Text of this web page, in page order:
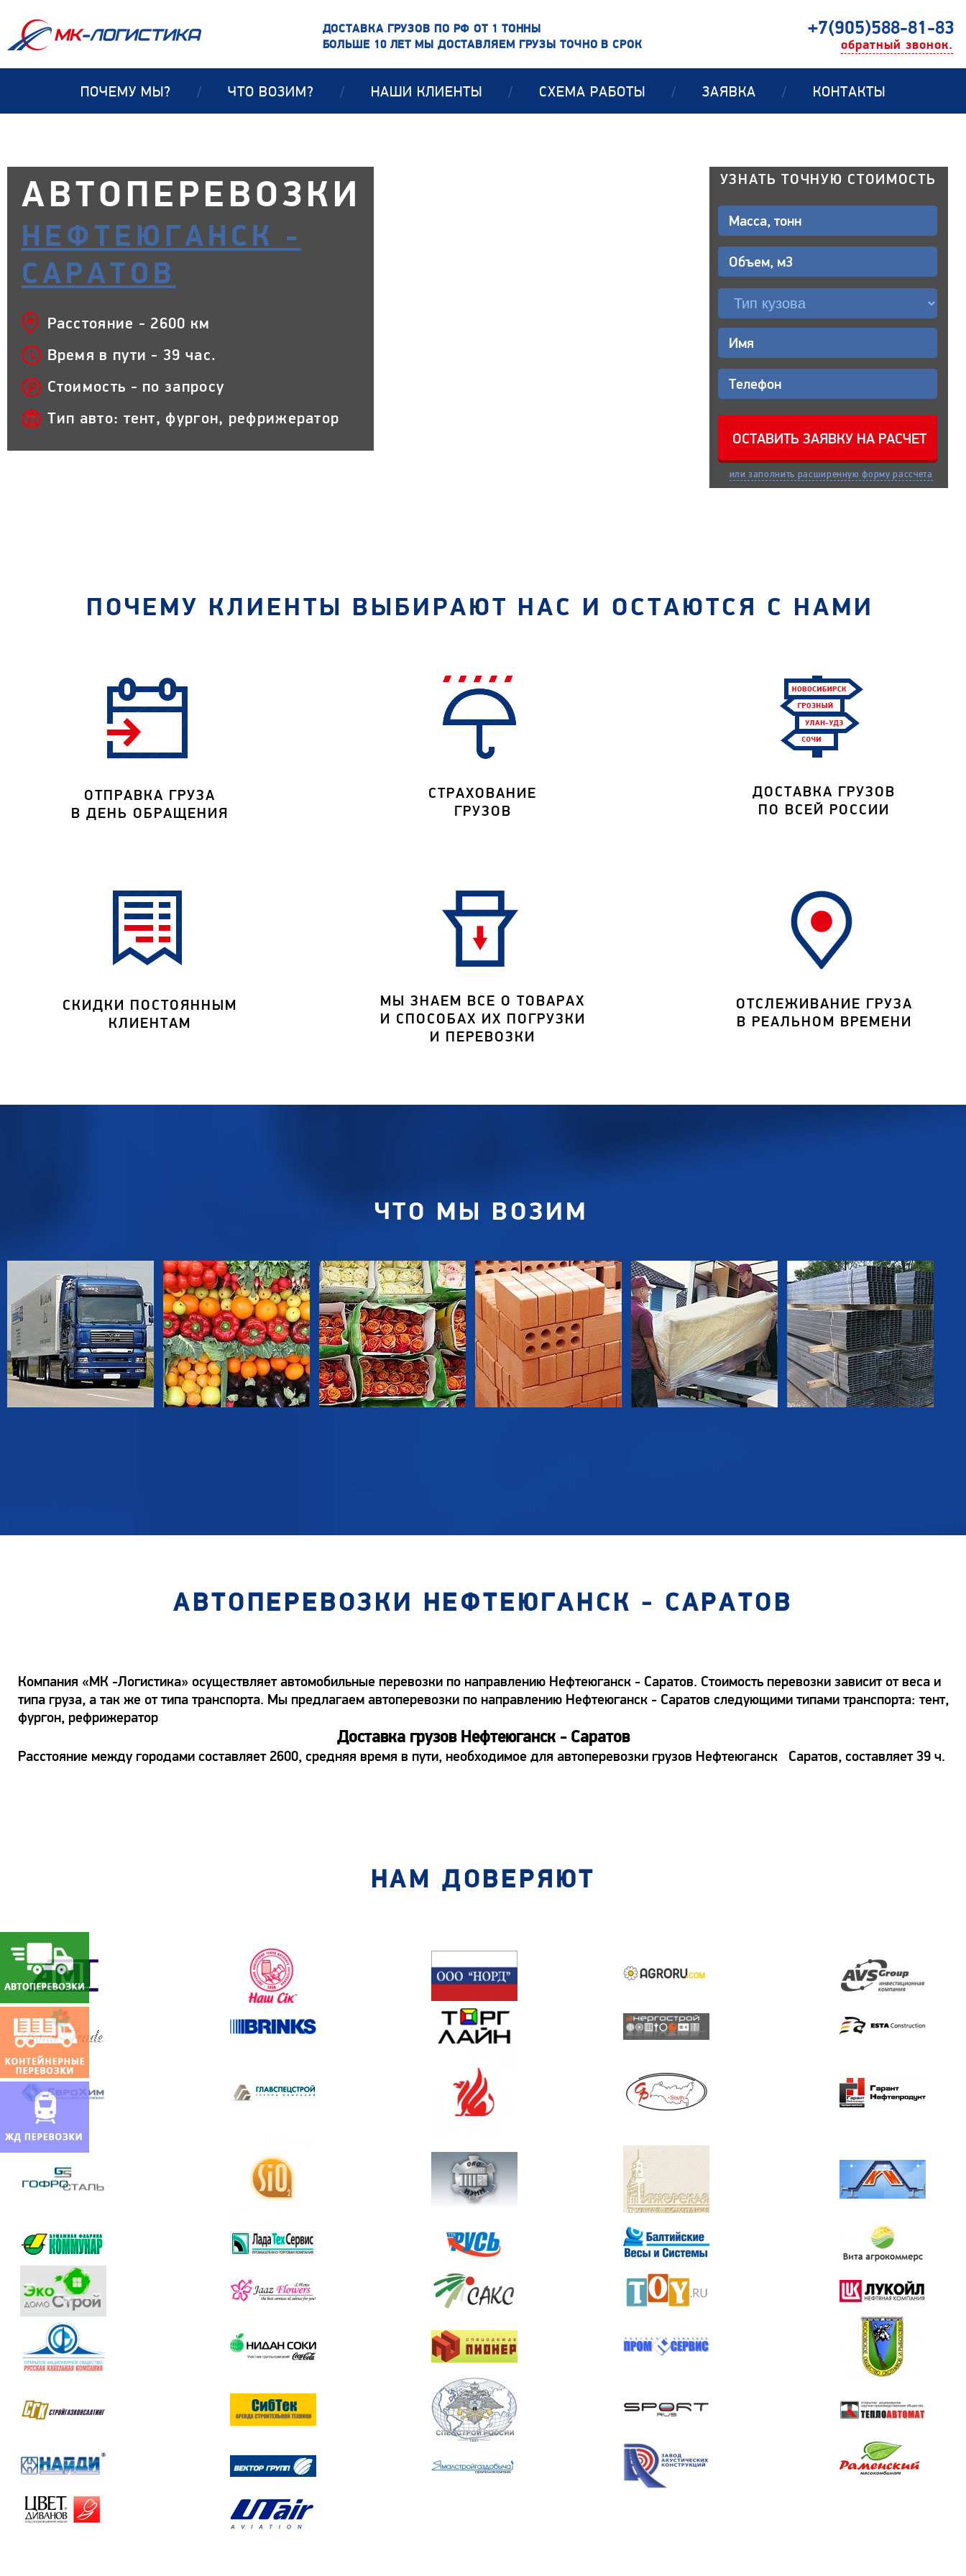
ДОСТАВКА ГРУЗОВ ПО РФ ОТ 1 ТОННЫ
БОЛЬШЕ 10 ЛЕТ МЫ ДОСТАВЛЯЕМ ГРУЗЫ ТОЧНО В СРОК
+7(905)588-81-83
обратный звонок.
ПОЧЕМУ МЫ? / ЧТО ВОЗИМ? / НАШИ КЛИЕНТЫ / СХЕМА РАБОТЫ / ЗАЯВКА / КОНТАКТЫ
АВТОПЕРЕВОЗКИ
НЕФТЕЮГАНСК -
САРАТОВ
Расстояние - 2600 км
Время в пути - 39 час.
Стоимость - по запросу
Тип авто: тент, фургон, рефрижератор
УЗНАТЬ ТОЧНУЮ СТОИМОСТЬ
или заполнить расширенную форму рассчета
ПОЧЕМУ КЛИЕНТЫ ВЫБИРАЮТ НАС И ОСТАЮТСЯ С НАМИ
ОТПРАВКА ГРУЗА
В ДЕНЬ ОБРАЩЕНИЯ
СТРАХОВАНИЕ
ГРУЗОВ
ДОСТАВКА ГРУЗОВ
ПО ВСЕЙ РОССИИ
СКИДКИ ПОСТОЯННЫМ
КЛИЕНТАМ
МЫ ЗНАЕМ ВСЕ О ТОВАРАХ
И СПОСОБАХ ИХ ПОГРУЗКИ
И ПЕРЕВОЗКИ
ОТСЛЕЖИВАНИЕ ГРУЗА
В РЕАЛЬНОМ ВРЕМЕНИ
ЧТО МЫ ВОЗИМ
АВТОПЕРЕВОЗКИ НЕФТЕЮГАНСК - САРАТОВ
Компания «МК -Логистика» осуществляет автомобильные перевозки по направлению Нефтеюганск - Саратов. Стоимость перевозки зависит от веса и
типа груза, а так же от типа транспорта. Мы предлагаем автоперевозки по направлению Нефтеюганск - Саратов следующими типами транспорта: тент,
фургон, рефрижератор
Доставка грузов Нефтеюганск - Саратов
Расстояние между городами составляет 2600, средняя время в пути, необходимое для автоперевозки грузов Нефтеюганск Саратов, составляет 39 ч.
НАМ ДОВЕРЯЮТ